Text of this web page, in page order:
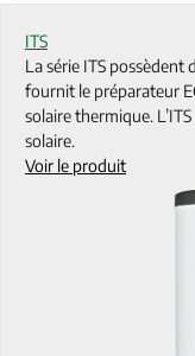
ITS
La série ITS possèdent
fournit le préparateur
solaire thermique.
solaire.
Voir le produit